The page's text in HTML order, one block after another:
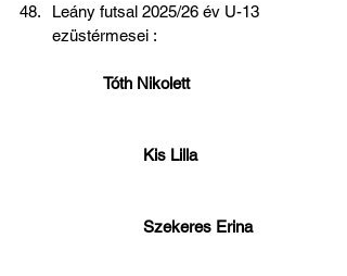
Leány futsal 2025/26 év U-13
ezüstérmesei :
            Tóth Nikolett
                     Kis Lilla
                     Szekeres Erina